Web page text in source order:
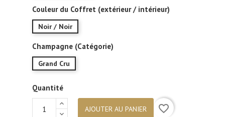
Couleur du Coffret (extérieur / intérieur)
Noir / Noir
Champagne (Catégorie)
Grand Cru
Quantité
AJOUTER AU PANIER favorite_border